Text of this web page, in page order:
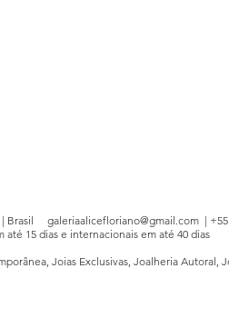
| Brasil galeriaalicefloriano@gmail.com| +55
até 15 dias e internacionais em até 40 dias
Joias Exclusivas, Joalheria Autoral,